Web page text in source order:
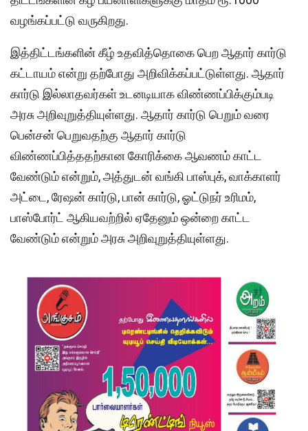
வழங்கப்பட்டு வருகிறது.
இத்திட்டங்களின் கீழ் உதவித்தொகை பெற ஆதார் கார்டு
கட்டாயம் என்று தற்போது அறிவிக்கப்பட்டுள்ளது. ஆதார்
கார்டு இல்லாதவர்கள் உடனடியாக விண்ணப்பிக்கும்படி
அரசு அறிவுறுத்தியுள்ளது. ஆதார் கார்டு பெறும் வரை
பென்சன் பெறுவதற்கு ஆதார் கார்டு
விண்ணப்பித்ததற்கான கோரிக்கை ஆவணம் காட்ட
வேண்டும் என்றும், அத்துடன் வங்கி பாஸ்புக், வாக்காளர்
அட்டை, ரேஷன் கார்டு, பான் கார்டு, ஓட்டுநர் உரிமம்,
பாஸ்போர்ட் ஆகியவற்றில் ஏதேனும் ஒன்றை காட்ட
வேண்டும் என்றும் அரசு அறிவுறுத்தியுள்ளது.